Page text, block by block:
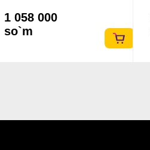
1 058 000
so`m